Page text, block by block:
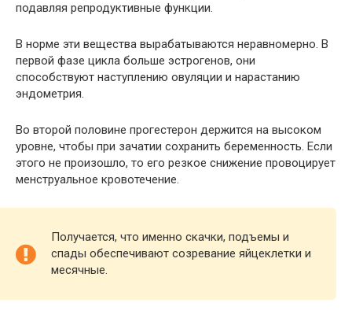
подавляя репродуктивные функции.
В норме эти вещества вырабатываются неравномерно. В
первой фазе цикла больше эстрогенов, они
способствуют наступлению овуляции и нарастанию
эндометрия.
Во второй половине прогестерон держится на высоком
уровне, чтобы при зачатии сохранить беременность. Если
этого не произошло, то его резкое снижение провоцирует
менструальное кровотечение.
Получается, что именно скачки, подъемы и
спады обеспечивают созревание яйцеклетки и
месячные.